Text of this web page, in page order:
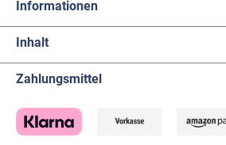
Informationen
Inhalt
Zahlungsmittel